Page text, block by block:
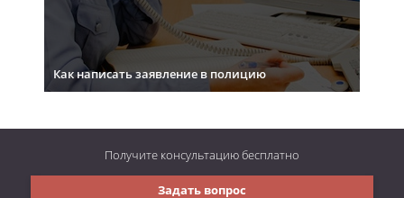
Как написать заявление в полицию
Задать вопрос
Получите консультациюбесплатно